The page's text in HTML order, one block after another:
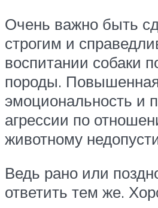
Очень важно быть
строгим и
воспитании собаки
породы.
эмоциональность и
агрессии по
животному
Ведь рано или
ответить тем же.